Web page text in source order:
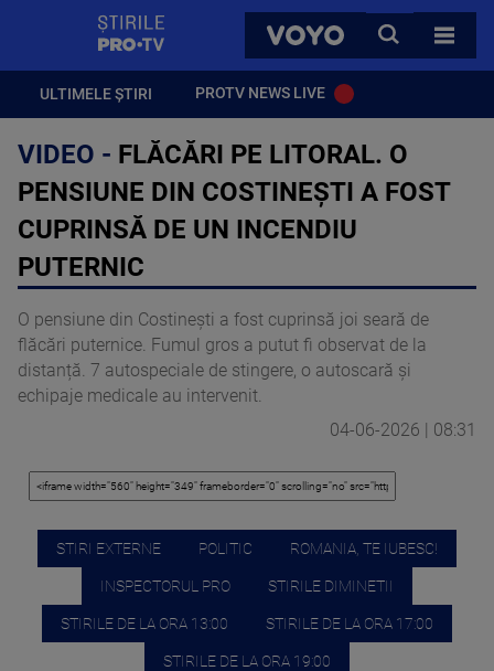
VOYO
CAUTA
TOATE
ULTIMELE ȘTIRI PROTV NEWS LIVE
VIDEO - FLĂCĂRI PE LITORAL. O
PENSIUNE DIN COSTINEȘTI A FOST
CUPRINSĂ DE UN INCENDIU
PUTERNIC
O pensiune din Costinești a fost cuprinsă joi seară de
flăcări puternice. Fumul gros a putut fi observat de la
distanță. 7 autospeciale de stingere, o autoscară și
echipaje medicale au intervenit.
04-06-2026 | 08:31
STIRI EXTERNE POLITIC ROMANIA, TE IUBESC!
INSPECTORUL PRO STIRILE DIMINETII
STIRILE DE LA ORA 13:00 STIRILE DE LA ORA 17:00
STIRILE DE LA ORA 19:00